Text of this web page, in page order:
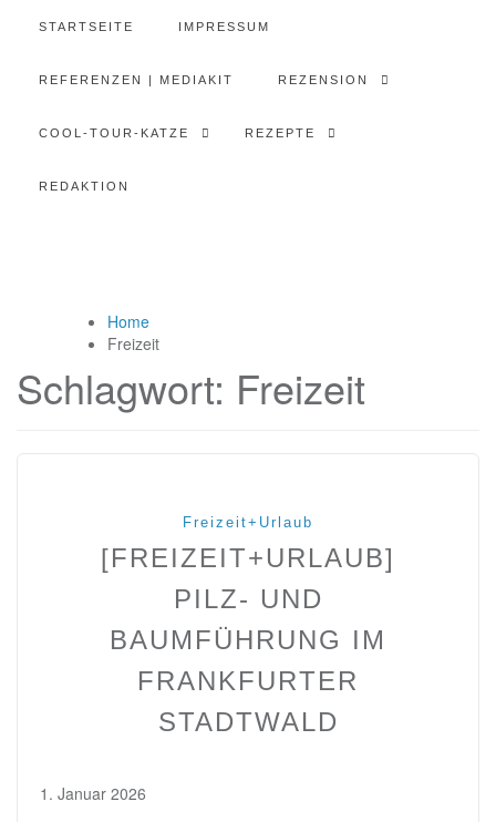
STARTSEITE IMPRESSUM
REFERENZEN | MEDIAKIT REZENSION
COOL-TOUR-KATZE REZEPTE
REDAKTION
Home
Freizeit
Schlagwort: Freizeit
Freizeit+Urlaub
[FREIZEIT+URLAUB]
PILZ- UND
BAUMFÜHRUNG IM
FRANKFURTER
STADTWALD
1. Januar 2026